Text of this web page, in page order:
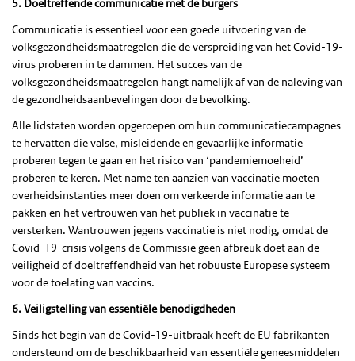
5. Doeltreffende communicatie met de burgers
Communicatie is essentieel voor een goede uitvoering van de
volksgezondheidsmaatregelen die de verspreiding van het Covid-19-
virus proberen in te dammen. Het succes van de
volksgezondheidsmaatregelen hangt namelijk af van de naleving van
de gezondheidsaanbevelingen door de bevolking.
Alle lidstaten worden opgeroepen om hun communicatiecampagnes
te hervatten die valse, misleidende en gevaarlijke informatie
proberen tegen te gaan en het risico van ‘pandemiemoeheid’
proberen te keren. Met name ten aanzien van vaccinatie moeten
overheidsinstanties meer doen om verkeerde informatie aan te
pakken en het vertrouwen van het publiek in vaccinatie te
versterken. Wantrouwen jegens vaccinatie is niet nodig, omdat de
Covid-19-crisis volgens de Commissie geen afbreuk doet aan de
veiligheid of doeltreffendheid van het robuuste Europese systeem
voor de toelating van vaccins.
6. Veiligstelling van essentiële benodigdheden
Sinds het begin van de Covid-19-uitbraak heeft de EU fabrikanten
ondersteund om de beschikbaarheid van essentiële geneesmiddelen